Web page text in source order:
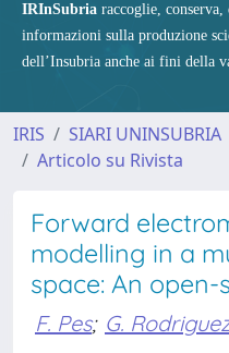
IRInSubria raccoglie, conserva,
informazioni sulla produzione
dell’Insubria anche ai fini della
IRIS SIARI UNINSUBRIA
Articolo su Rivista
Forward
modelling in a
space: An
F. Pes; G.